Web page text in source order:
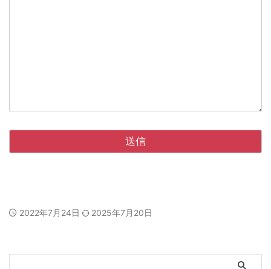
2022年7月24日 2025年7月20日